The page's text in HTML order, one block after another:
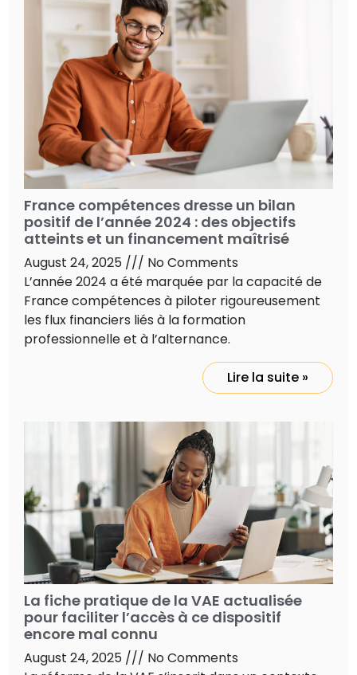
France compétences dresse un bilan
positif de l’année 2024 : des objectifs
atteints et un financement maîtrisé
August 24, 2025
No Comments
L’année 2024 a été marquée par la capacité de
France compétences à piloter rigoureusement
les flux financiers liés à la formation
professionnelle et à l’alternance.
Lire la suite »
La fiche pratique de la VAE actualisée
pour faciliter l’accès à ce dispositif
encore mal connu
August 24, 2025
No Comments